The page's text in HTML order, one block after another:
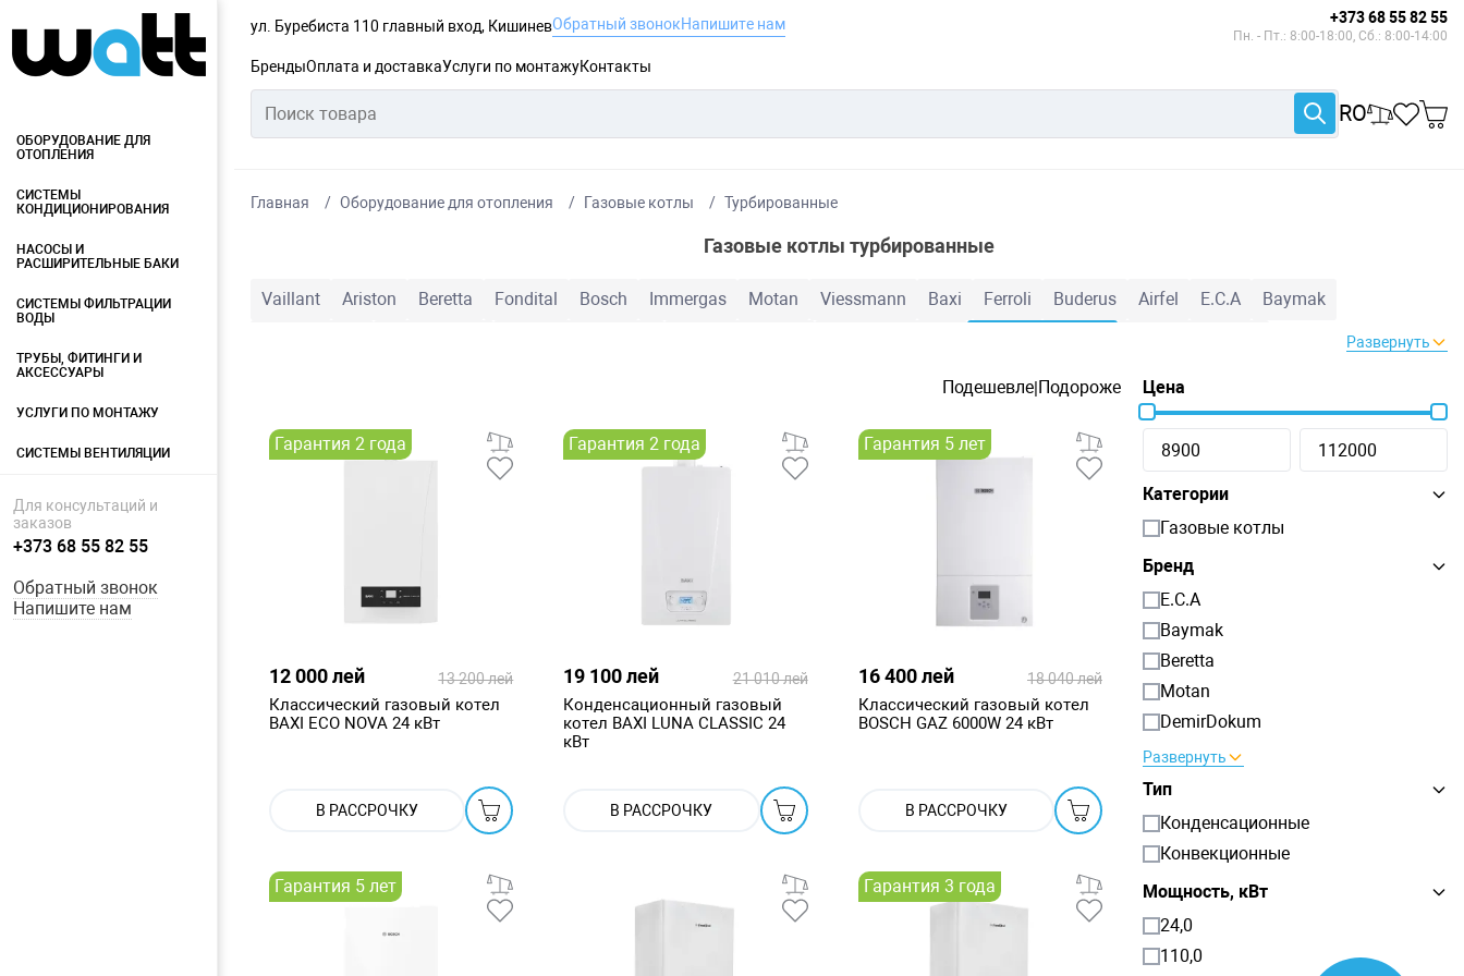
ул. Буребиста 110 главный вход, КишиневОбратный звонокНапишите нам +373 68 55 82 55
Пн. - Пт.: 8:00-18:00, Сб.: 8:00-14:00
БрендыОплата и доставкаУслуги по монтажуКонтакты
RO
ОБОРУДОВАНИЕ ДЛЯ
ОТОПЛЕНИЯ
СИСТЕМЫ
КОНДИЦИОНИРОВАНИЯ
НАСОСЫ И
РАСШИРИТЕЛЬНЫЕ БАКИ
СИСТЕМЫ ФИЛЬТРАЦИИ
ВОДЫ
ТРУБЫ, ФИТИНГИ И
АКСЕССУАРЫ
УСЛУГИ ПО МОНТАЖУ
СИСТЕМЫ ВЕНТИЛЯЦИИ
Для консультаций и
заказов
+373 68 55 82 55
Обратный звонок
Напишите нам
Главная Оборудование для отопления Газовые котлы Турбированные
Газовые котлы турбированные
Vaillant Ariston Beretta Fondital Bosch Immergas Motan Viessmann Baxi Ferroli Buderus Airfel E.C.A
Baymak
Развернуть
Подешевле|Подороже
Гарантия 2 года
12 000 лей 13 200 лей
Классический газовый котел
BAXI ECO NOVA 24 кВт
В РАССРОЧКУ
Гарантия 2 года
19 100 лей 21 010 лей
Конденсационный газовый
котел BAXI LUNA CLASSIC 24
кВт
В РАССРОЧКУ
Гарантия 5 лет
16 400 лей 18 040 лей
Классический газовый котел
BOSCH GAZ 6000W 24 кВт
В РАССРОЧКУ
Гарантия 5 лет Гарантия 3 года
Цена
Категории
Газовые котлы
Бренд
E.C.A
Baymak
Beretta
Motan
DemirDokum
Развернуть
Тип
Конденсационные
Конвекционные
Мощность, кВт
24,0
110,0